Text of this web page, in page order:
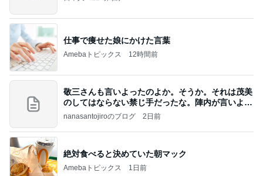
質が落ちたくら寿司からの変更
Amebaトピックス 1日前
高橋直純のトラブルメーカー第1167回更新しまし
た！
高橋直純オフィシャルブログ「なおずみぶろぐ」
6歳息子の誕生日メニューはマック
Amebaトピックス 1日前